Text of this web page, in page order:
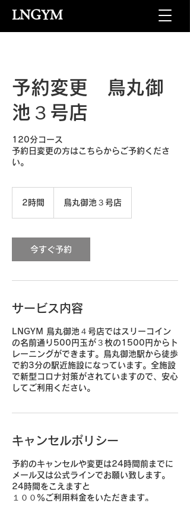
LNGYM
予約変更 鳥丸御
池３号店
120分コース
予約日変更の方はこちらからご予約くださ
い。
2時間 鳥丸御池３号店
今すぐ予約
サービス内容
LNGYM 鳥丸御池４号店ではスリーコイン
の名前通り500円玉が３枚の1500円からト
レーニングができます。​​鳥丸御池駅から徒歩
で約3分の駅近施設になっています。全施設
で新型コロナ対策がされていますので、安心
してご利用ください。
キャンセルポリシー
予約のキャンセルや変更は24時間前までに
メール又は公式ラインでお願い致します。
24時間をこえますと
１００％ご利用料金をいただきます。